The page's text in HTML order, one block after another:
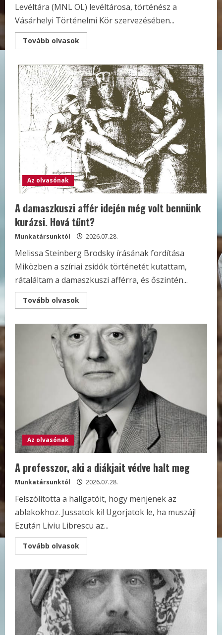
Levéltára (MNL OL) levéltárosa, történész a
Vásárhelyi Történelmi Kör szervezésében...
Tovább olvasok
more
üldözöttek
archívuma
a
barokk
kisvárosban
Az olvasónak
A damaszkuszi affér idején még volt bennünk
kurázsi. Hová tűnt?
Munkatársunktól 2026.07.28.
Melissa Steinberg Brodsky írásának fordítása
Miközben a szíriai zsidók történetét kutattam,
rátaláltam a damaszkuszi afférra, és őszintén...
Tovább olvasok
more
damaszkuszi
affér
idején
még
volt
bennünk
kurázsi.
Hová
tűnt?
Az olvasónak
A professzor, aki a diákjait védve halt meg
Munkatársunktól 2026.07.28.
Felszólította a hallgatóit, hogy menjenek az
ablakokhoz. Jussatok ki! Ugorjatok le, ha muszáj!
Ezután Liviu Librescu az...
Tovább olvasok
more
professzor,
aki
a
diákjait
védve
halt
meg